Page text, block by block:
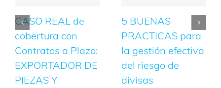
CASO REAL de
cobertura con
Contratos a Plazo:
EXPORTADOR DE
PIEZAS Y
5 BUENAS
PRACTICAS para
la gestión efectiva
del riesgo de
divisas